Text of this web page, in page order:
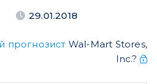
29.01.2018
прогнозист Wal-Mart Stores,
Inc.?